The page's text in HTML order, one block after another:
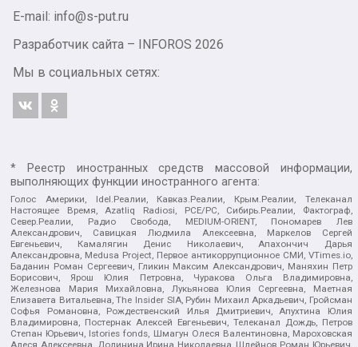
E-mail: info@s-put.ru
Разработчик сайта –
INFOROS 2026
Мы в социальных сетях:
* Реестр иностранных средств массовой информации,
выполняющих функции иностранного агента:
Голос Америки, Idel.Реалии, Кавказ.Реалии, Крым.Реалии, Телеканал
Настоящее Время, Azatliq Radiosi, PCE/PC, Сибирь.Реалии, Фактограф,
Север.Реалии, Радио Свобода, MEDIUM-ORIENT, Пономарев Лев
Александрович, Савицкая Людмила Алексеевна, Маркелов Сергей
Евгеньевич, Камалягин Денис Николаевич, Апахончич Дарья
Александровна, Medusa Project, Первое антикоррупционное СМИ, VTimes.io,
Баданин Роман Сергеевич, Гликин Максим Александрович, Маняхин Петр
Борисович, Ярош Юлия Петровна, Чуракова Ольга Владимировна,
Железнова Мария Михайловна, Лукьянова Юлия Сергеевна, Маетная
Елизавета Витальевна, The Insider SIA, Рубин Михаил Аркадьевич, Гройсман
Софья Романовна, Рождественский Илья Дмитриевич, Апухтина Юлия
Владимировна, Постернак Алексей Евгеньевич, Телеканал Дождь, Петров
Степан Юрьевич, Istories fonds, Шмагун Олеся Валентиновна, Мароховская
Алеся Алексеевна, Долинина Ирина Николаевна, Шлейнов Роман Юрьевич,